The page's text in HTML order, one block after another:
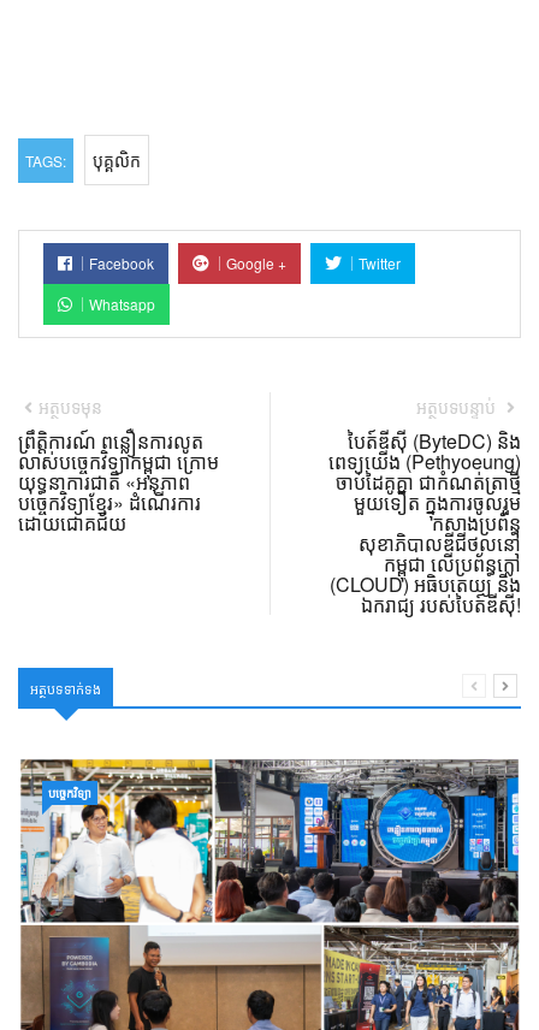
TAGS: បុគ្គលិក
Facebook Google +
Twitter
Whatsapp
អត្ថបទមុន
ព្រឹត្តិការណ៍ ពន្លឿនការលូត
លាស់បច្ចេកវិទ្យាកម្ពុជា ក្រោម
យុទ្ធនាការជាតិ «អនុភាព
បច្ចេកវិទ្យាខ្មែរ» ដំណើរការ
ដោយជោគជ័យ
អត្ថបទបន្ទាប់
បៃត៍ឌីស៊ី (ByteDC) និង
ពេទ្យយើង (Pethyoeung)
ចាប់ដៃគូគ្នា ជាកំណត់ត្រាថ្មី
មួយទៀត ក្នុងការចូលរួម
កសាងប្រព័ន្ធ
សុខាភិបាលឌីជីថល​នៅ
កម្ពុជា លើប្រព័ន្ធក្លៅ
(CLOUD) អធិបតេយ្យ និង
ឯករាជ្យ របស់បៃត៍ឌីស៊ី!
អត្ថបទទាក់ទង
បច្ចេកវិទ្យា